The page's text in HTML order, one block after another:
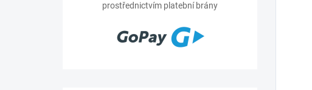
prostřednictvím platební brány